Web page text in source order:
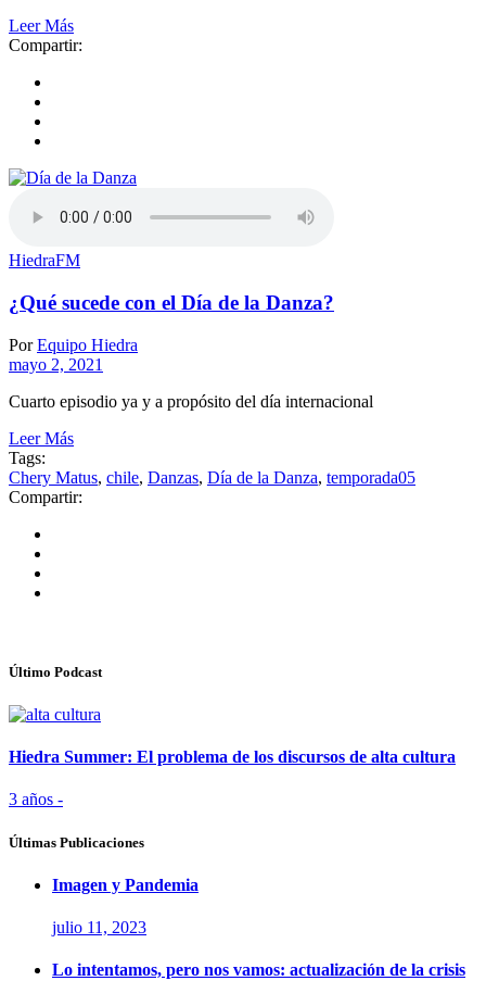
Leer Más
Compartir:
HiedraFM
¿Qué sucede con el Día de la Danza?
PorEquipo Hiedra
mayo 2, 2021
Cuarto episodio ya y a propósito del día internacional
Leer Más
Tags:
Chery Matus, chile, Danzas, Día de la Danza, temporada05
Compartir:
Último Podcast
Hiedra Summer: El problema de los discursos de alta cultura
3 años -
Últimas Publicaciones
Imagen y Pandemia
julio 11, 2023
Lo intentamos, pero nos vamos: actualización de la crisis